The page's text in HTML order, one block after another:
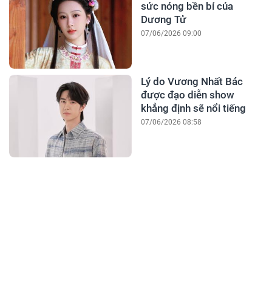
sức nóng bền bỉ của
Dương Tử
07/06/2026 09:00
Lý do Vương Nhất Bác
được đạo diễn show
khẳng định sẽ nổi tiếng
07/06/2026 08:58